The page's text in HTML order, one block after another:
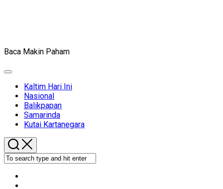
Baca Makin Paham
Expand
Kaltim Hari Ini
Nasional
Balikpapan
Samarinda
Kutai Kartanegara